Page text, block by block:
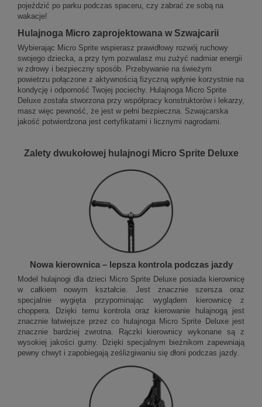
pojeździć po parku podczas spaceru, czy zabrać ze sobą na
wakacje!
Hulajnoga Micro zaprojektowana w Szwajcarii
Wybierając Micro Sprite wspierasz prawidłowy rozwój ruchowy
swojego dziecka, a przy tym pozwalasz mu zużyć nadmiar energii
w zdrowy i bezpieczny sposób. Przebywanie na świeżym
powietrzu połączone z aktywnością fizyczną wpłynie korzystnie na
kondycję i odporność Twojej pociechy. Hulajnoga Micro Sprite
Deluxe została stworzona przy współpracy konstruktorów i lekarzy,
masz więc pewność, że jest w pełni bezpieczna. Szwajcarska
jakość potwierdzona jest certyfikatami i licznymi nagrodami.
Zalety dwukołowej hulajnogi Micro Sprite Deluxe
Nowa kierownica – lepsza kontrola podczas jazdy
Model hulajnogi dla dzieci Micro Sprite Deluxe posiada kierownicę
w całkiem nowym kształcie. Jest znacznie szersza oraz
specjalnie wygięta przypominając wyglądem kierownicę z
choppera. Dzięki temu kontrola oraz kierowanie hulajnogą jest
znacznie łatwiejsze przez co hulajnoga Micro Sprite Deluxe jest
znacznie bardziej zwrotna. Rączki kierownicy wykonane są z
wysokiej jakości gumy. Dzięki specjalnym bieżnikom zapewniają
pewny chwyt i zapobiegają ześlizgiwaniu się dłoni podczas jazdy.